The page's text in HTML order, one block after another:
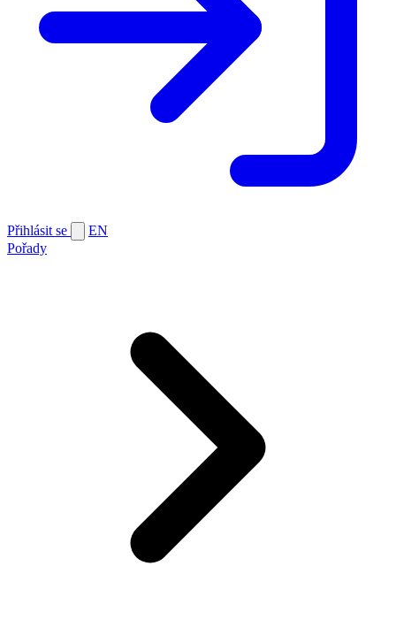
Přihlásit se
EN
Pořady